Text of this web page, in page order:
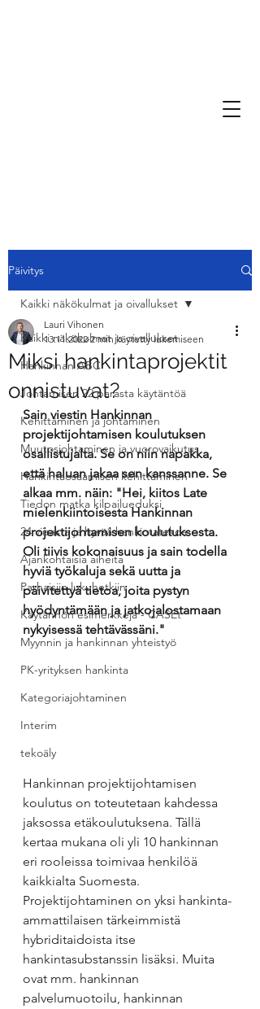
Päivitys
Kaikki näkökulmat ja oivallukset
Hankinnan ABC
Johtamisen 22 parasta käytäntöä
Kehittäminen ja johtaminen
Muutosjohtaminen ja vuorovaikutus
Hankintaosaamisen kehittäminen
Tiedon matka kilpailueduksi
24 viisasta ja hyvää hankintatekoa
Ajankohtaisia aiheita
Parhaisiin lukuhetkiin
Käytännön esimerkkejä - CASEt
Myynnin ja hankinnan yhteistyö
PK-yrityksen hankinta
Kategoriajohtaminen
Interim
tekoäly
Kaikki näkökulmat ja oivallukset
Miksi hankintaprojektit
onnistuvat?
Lauri Vihonen
13.11.2022 2 min käytetty lukemiseen
Sain viestin Hankinnan
projektijohtamisen koulutuksen
osallistujalta. Se on niin napakka,
että haluan jakaa sen kanssanne. Se
alkaa mm. näin: "Hei, kiitos Late
mielenkiintoisesta Hankinnan
projektijohtamisen koulutuksesta.
Oli tiivis kokonaisuus ja sain todella
hyviä työkaluja sekä uutta ja
päivitettyä tietoa, joita pystyn
hyödyntämään ja jatkojalostamaan
nykyisessä tehtävässäni."
Hankinnan projektijohtamisen
koulutus on toteutetaan kahdessa
jaksossa etäkoulutuksena. Tällä
kertaa mukana oli yli 10 hankinnan
eri rooleissa toimivaa henkilöä
kaikkialta Suomesta.
Projektijohtaminen on yksi hankinta-
ammattilaisen tärkeimmistä
hybriditaidoista itse
hankintasubstanssin lisäksi. Muita
ovat mm. hankinnan
palvelumuotoilu, hankinnan